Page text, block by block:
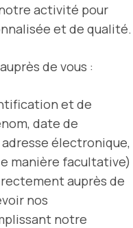
activité pour
et de qualité.
de vous :
et de
date de
électronique,
manière facultative)
auprès de
nos
notre